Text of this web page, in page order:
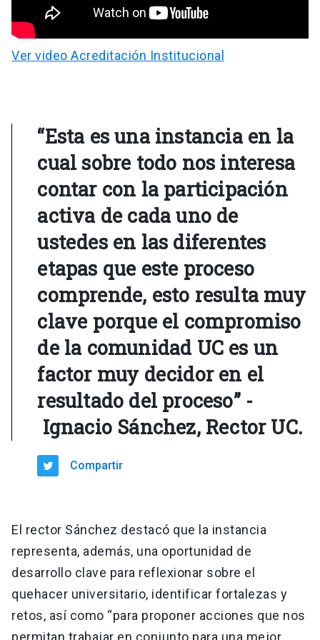
Ver video Acreditación Institucional
“Esta es una instancia en la
cual sobre todo nos interesa
contar con la participación
activa de cada uno de
ustedes en las diferentes
etapas que este proceso
comprende, esto resulta muy
clave porque el compromiso
de la comunidad UC es un
factor muy decidor en el
resultado del proceso” -
Ignacio Sánchez, Rector UC.
Compartir
El rector Sánchez destacó que la instancia
representa, además, una oportunidad de
desarrollo clave para reflexionar sobre el
quehacer universitario, identificar fortalezas y
retos, así como “para proponer acciones que nos
permitan trabajar en conjunto para una mejor